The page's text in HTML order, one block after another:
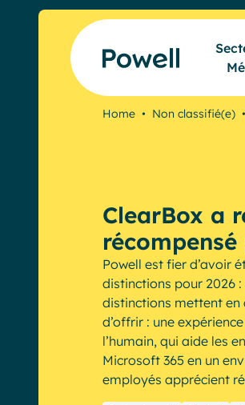
Skip to content
Home • Non classifié(e) •
ClearBox a
Powell est fier d’avoir
distinctions pour 2026 :
distinctions mettent en
d’offrir : une
l’humain, qui aide les
Microsoft 365 en un
employés apprécient